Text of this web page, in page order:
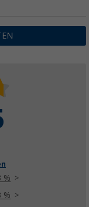
Set 10 x 16 mm
5er Set
%
%